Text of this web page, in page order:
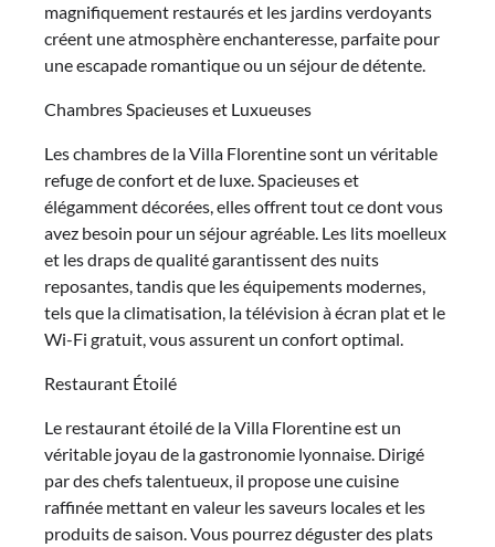
magnifiquement restaurés et les jardins verdoyants
créent une atmosphère enchanteresse, parfaite pour
une escapade romantique ou un séjour de détente.
Chambres Spacieuses et Luxueuses
Les chambres de la Villa Florentine sont un véritable
refuge de confort et de luxe. Spacieuses et
élégamment décorées, elles offrent tout ce dont vous
avez besoin pour un séjour agréable. Les lits moelleux
et les draps de qualité garantissent des nuits
reposantes, tandis que les équipements modernes,
tels que la climatisation, la télévision à écran plat et le
Wi-Fi gratuit, vous assurent un confort optimal.
Restaurant Étoilé
Le restaurant étoilé de la Villa Florentine est un
véritable joyau de la gastronomie lyonnaise. Dirigé
par des chefs talentueux, il propose une cuisine
raffinée mettant en valeur les saveurs locales et les
produits de saison. Vous pourrez déguster des plats